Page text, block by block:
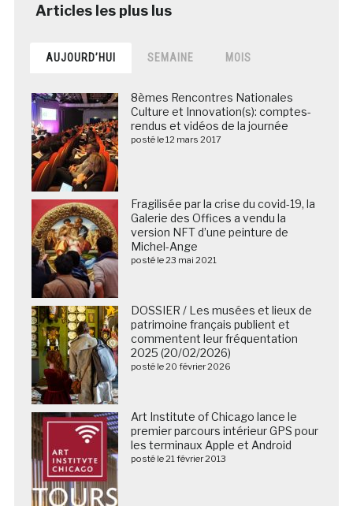
AUJOURD’HUI SEMAINE MOIS
8èmes Rencontres Nationales
Culture et Innovation(s): comptes-
rendus et vidéos de la journée
posté le 12 mars 2017
Fragilisée par la crise du covid-19, la
Galerie des Offices a vendu la
version NFT d’une peinture de
Michel-Ange
posté le 23 mai 2021
DOSSIER / Les musées et lieux de
patrimoine français publient et
commentent leur fréquentation
2025 (20/02/2026)
posté le 20 février 2026
Art Institute of Chicago lance le
premier parcours intérieur GPS pour
les terminaux Apple et Android
posté le 21 février 2013